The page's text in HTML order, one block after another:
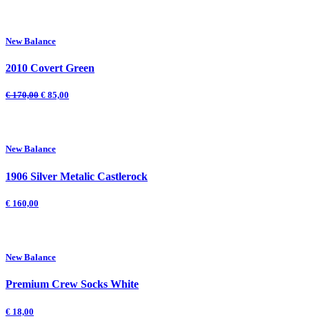
New Balance
2010 Covert Green
€170,00 € 85,00
New Balance
1906 Silver Metalic Castlerock
€ 160,00
New Balance
Premium Crew Socks White
€ 18,00